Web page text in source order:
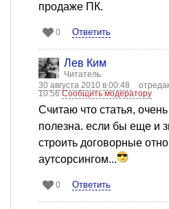
продаже ПК.
0 Ответить
Лев Ким
Читатель
30 августа 2010 в 00:48
10:56Сообщить модератору
Считаю что статья,
полезна. если бы еще и
строить договорные
аутсорсингом...
0 Ответить